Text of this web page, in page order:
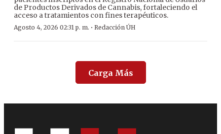
de Productos Derivados de Cannabis, fortaleciendo el
acceso a tratamientos con fines terapéuticos.
Agosto 4, 2026 02:31 p. m. · Redacción ÚH
Carga Más